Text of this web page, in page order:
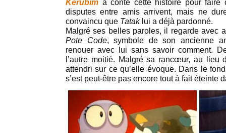
Kerubim a conté cette histoire pour faire
disputes entre amis arrivent, mais ne
convaincu que Tataklui a déjà pardonné.
Malgré ses belles paroles, il regarde avec
Pote Code, symbole de son ancienne
renouer avec lui sans savoir comment.
l’autre moitié. Malgré sa rancœur, au lieu
attendri sur ce qu’elle évoque. Dans le
s’est peut-être pas encore tout à fait éteinte